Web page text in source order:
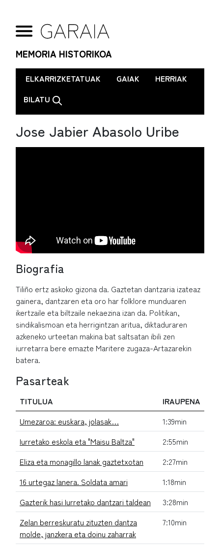
MEMORIA HISTORIKOA
. ELKARRIZKETATUAK GAIAK
HERRIAK
BILATU
Jose Jabier Abasolo Uribe
Biografia
Tiliño ertz askoko gizona da. Gaztetan dantzaria izateaz
gainera, dantzaren eta oro har folklore munduaren
ikertzaile eta biltzaile nekaezina izan da. Politikan,
sindikalismoan eta herrigintzan aritua, diktaduraren
azkeneko urteetan makina bat saltsatan ibili zen
iurretarra bere emazte Maritere zugaza-Artazarekin
batera.
Pasarteak
TITULUA
IRAUPENA
Umezaroa: euskara, jolasak…
1:39min
Iurretako eskola eta "Maisu Baltza"
2:55min
Eliza eta monagillo lanak gaztetxotan
2:27min
16 urtegaz lanera. Soldata amari
1:18min
Gazterik hasi Iurretako dantzari taldean
3:28min
Zelan berreskuratu zituzten dantza
molde, janzkera eta doinu zaharrak
7:10min